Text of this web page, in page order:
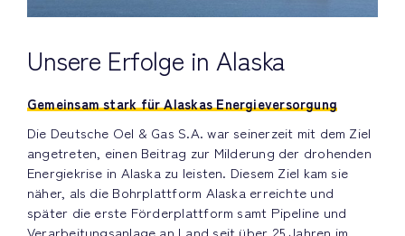
Unsere Erfolge in Alaska
Gemeinsam stark für Alaskas Energieversorgung
Die Deutsche Oel & Gas S.A. war seinerzeit mit dem Ziel
angetreten, einen Beitrag zur Milderung der drohenden
Energiekrise in Alaska zu leisten. Diesem Ziel kam sie
näher, als die Bohrplattform Alaska erreichte und
später die erste Förderplattform samt Pipeline und
Verarbeitungsanlage an Land seit über 25 Jahren im